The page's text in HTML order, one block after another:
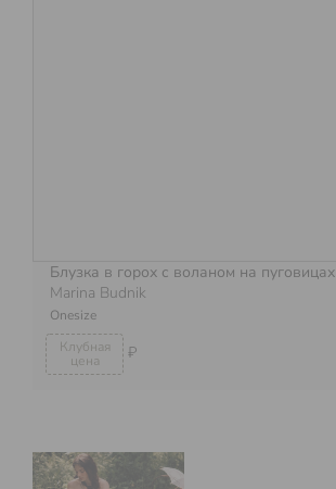
₽
Блузка в горох с воланом на пуговицах
Marina Budnik
Onesize